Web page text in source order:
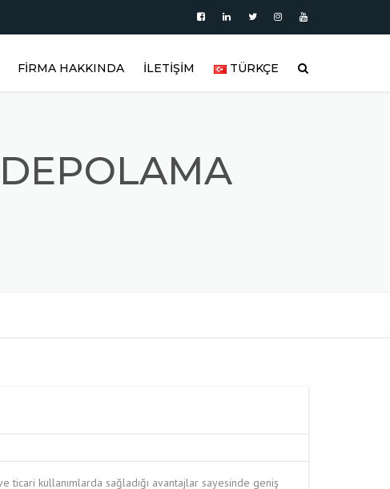
FİRMA HAKKINDA
SIK SORULAN SORULAR
İLETİŞİM TÜRKÇE
TÜRKÇE
ticari kullanımlarda sağladığı avantajlar sayesinde geniş